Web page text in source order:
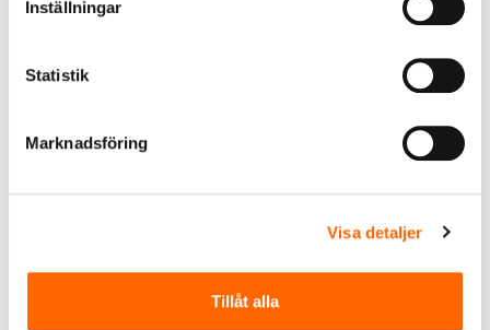
Inställningar
Statistik
Marknadsföring
Visa detaljer
Tillåt alla
rskdatabasen.se
terminologi, anpassad efter dagens…